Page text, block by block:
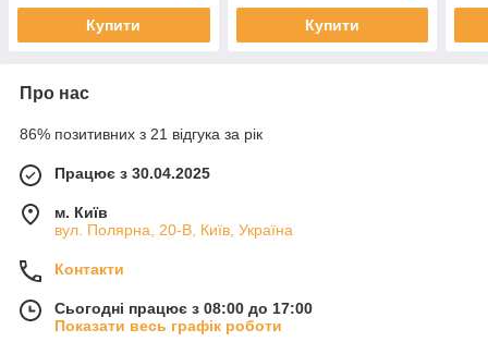
Купити Купити
Про нас
86% позитивних з 21 відгука за рік
Працює з 30.04.2025
м. Київ
вул. Полярна, 20-В, Київ, Україна
Контакти
Сьогодні працює з 08:00 до 17:00
Показати весь графік роботи